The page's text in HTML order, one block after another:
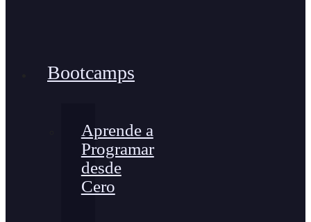
Bootcamps
Aprende a
Programar
desde
Cero